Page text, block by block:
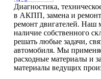
Диагностика,
в АКПП, замена и ремонт
ремонт двигателей. Наш
наличие собственного
решать любые задачи,
автомобиля. Мы
расходные материалы и
материалы ведущих